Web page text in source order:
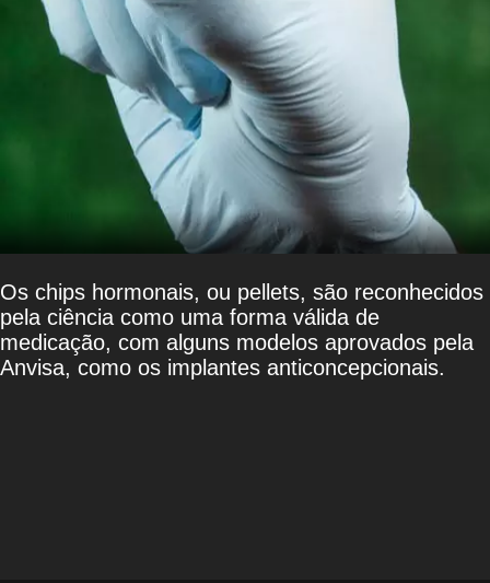
Os chips hormonais, ou pellets, são reconhecidos
pela ciência como uma forma válida de
medicação, com alguns modelos aprovados pela
Anvisa, como os implantes anticoncepcionais.